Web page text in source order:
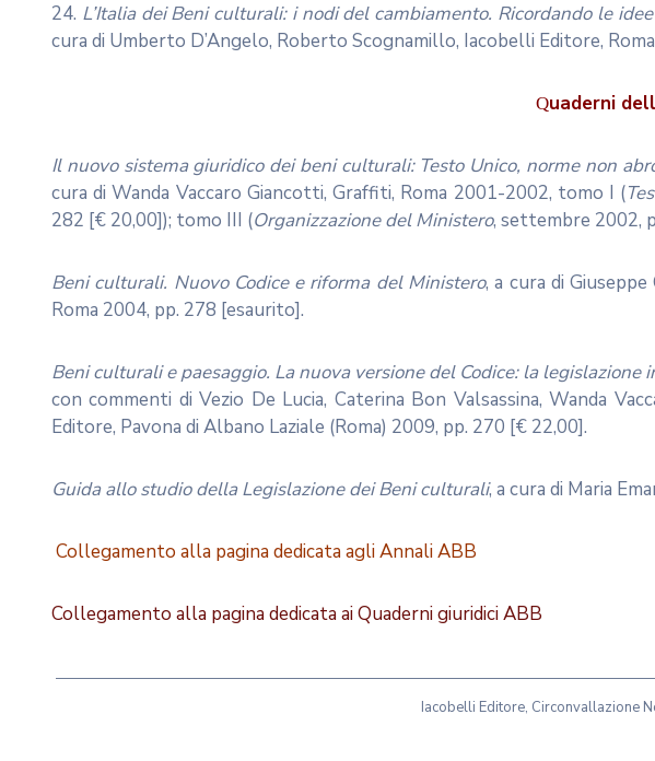
24. L’Italia dei Beni culturali: i nodi del cambiamento. Ricordando le
cura di Umberto D’Angelo, Roberto Scognamillo, Iacobelli Editore,
Quaderni
Il nuovo sistema giuridico dei beni culturali: Testo Unico, norme non
cura di Wanda Vaccaro Giancotti, Graffiti, Roma 2001-2002, tomo I (
282 [€ 20,00]); tomo III (Organizzazione del Ministero, settembre 2002,
Beni culturali. Nuovo Codice e riforma del Ministero, a cura di
Roma 2004, pp. 278 [esaurito].
Beni culturali e paesaggio. La nuova versione del Codice: la
con commenti di Vezio De Lucia, Caterina Bon Valsassina, Wanda
Editore, Pavona di Albano Laziale (Roma) 2009, pp. 270 [€ 22,00].
Guida allo studio della Legislazione dei Beni culturali, a cura di Maria
Collegamento alla pagina dedicata agliAnnali ABB
Collegamento alla pagina dedicata ai Quaderni giuridici ABB
————————————————————————————————————————————————Per avere
Iacobelli Editore, Circonvallazione